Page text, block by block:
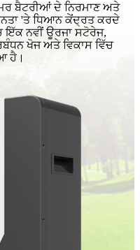
ਬੈਟਰੀਆਂ ਦੇ ਨਿਰਮਾਣ ਅਤੇ
'ਤੇ ਧਿਆਨ ਕੇਂਦ੍ਰਤ ਕਰਦੇ
ਇੱਕ ਨਵੀਂ ਊਰਜਾ ਸਟੋਰੇਜ,
ਖੋਜ ਅਤੇ ਵਿਕਾਸ ਵਿੱਚ
ਹੈ।